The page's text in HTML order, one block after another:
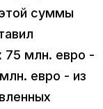
суммы
75 млн. евро -
евро - из